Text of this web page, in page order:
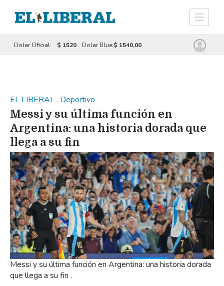
Dolar Oficial: $ 1520 Dolar Blue:$ 1540,00
EL LIBERAL. Deportivo
Messi y su última función en
Argentina: una historia dorada que
llega a su fin
Messi y su última función en Argentina: una historia dorada
que llega a su fin .